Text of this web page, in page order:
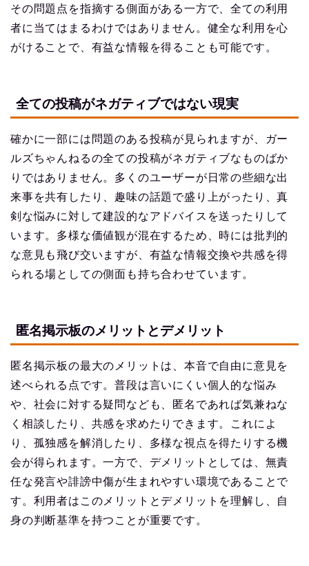
その問題点を指摘する側面がある一方で、全ての利用
者に当てはまるわけではありません。健全な利用を心
がけることで、有益な情報を得ることも可能です。
全ての投稿がネガティブではない現実
確かに一部には問題のある投稿が見られますが、ガー
ルズちゃんねるの全ての投稿がネガティブなものばか
りではありません。多くのユーザーが日常の些細な出
来事を共有したり、趣味の話題で盛り上がったり、真
剣な悩みに対して建設的なアドバイスを送ったりして
います。多様な価値観が混在するため、時には批判的
な意見も飛び交いますが、有益な情報交換や共感を得
られる場としての側面も持ち合わせています。
匿名掲示板のメリットとデメリット
匿名掲示板の最大のメリットは、本音で自由に意見を
述べられる点です。普段は言いにくい個人的な悩み
や、社会に対する疑問なども、匿名であれば気兼ねな
く相談したり、共感を求めたりできます。これによ
り、孤独感を解消したり、多様な視点を得たりする機
会が得られます。一方で、デメリットとしては、無責
任な発言や誹謗中傷が生まれやすい環境であることで
す。利用者はこのメリットとデメリットを理解し、自
身の判断基準を持つことが重要です。